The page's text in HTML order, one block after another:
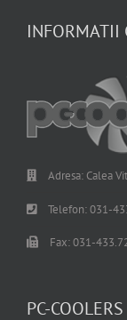
INFORMATII
Adresa: Calea
Telefon: 031-
Fax: 031-
PC-COOLERS